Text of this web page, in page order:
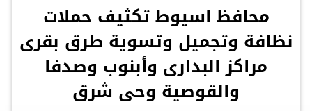
محافظ اسيوط تكثيف حملات
نظافة وتجميل وتسوية طرق بقرى
مراكز البدارى وأبنوب وصدفا
والقوصية وحى شرق